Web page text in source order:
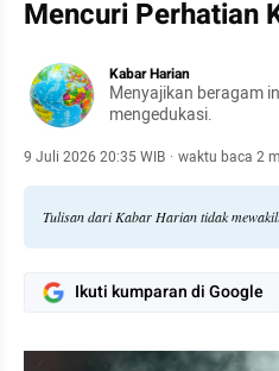
Mencuri Perhatian
Kabar Harian
Menyajikan beragam
mengedukasi.
9 Juli 2026 20:35 WIB · waktu baca 2
Tulisan dari Kabar Harian tidak
Ikuti kumparan di Google